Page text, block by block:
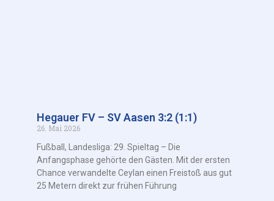
Hegauer FV – SV Aasen 3:2 (1:1)
26. Mai 2026
Fußball, Landesliga: 29. Spieltag – Die
Anfangsphase gehörte den Gästen. Mit der ersten
Chance verwandelte Ceylan einen Freistoß aus gut
25 Metern direkt zur frühen Führung